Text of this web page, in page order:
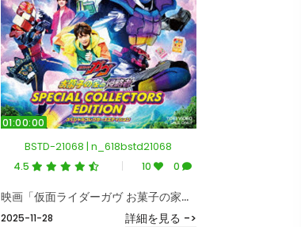
01:00:00
BSTD-21068 | n_618bstd21068
4.5 10 0
2025-11-28
映画「仮面ライダーガヴ お菓子の家の侵略者」スペシャルコレクターズエディション（初回生産限定版） （ブルーレイディスク）
詳細を見る ->